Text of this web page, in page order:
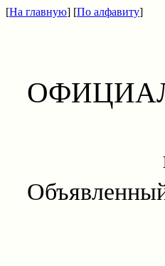
[На главную] [По алфавиту]
нов-
(от